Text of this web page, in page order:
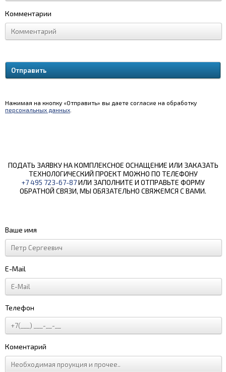
Комментарии
Нажимая на кнопку «Отправить» вы даете согласие на обработку
персональных данных
ПОДАТЬ ЗАЯВКУ НА КОМПЛЕКСНОЕ ОСНАЩЕНИЕ ИЛИ ЗАКАЗАТЬ
ТЕХНОЛОГИЧЕСКИЙ ПРОЕКТ МОЖНО ПО ТЕЛЕФОНУ
+7 495 723-67-87ИЛИ ЗАПОЛНИТЕ И ОТПРАВЬТЕ ФОРМУ
ОБРАТНОЙ СВЯЗИ, МЫ ОБЯЗАТЕЛЬНО СВЯЖЕМСЯ С ВАМИ.
Ваше имя
E-Mail
Телефон
Коментарий